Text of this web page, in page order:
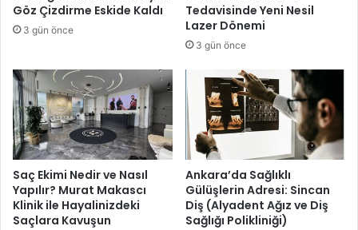
ç
i
ö
n
e
m
l
i
a
d
ı
m
v
l
z
z
e
t
l
i
b
i
r
m
Göz Çizdirme Eskide Kaldı
3 gün önce
Tedavisinde Yeni Nesil
Lazer Dönemi
3 gün önce
Saç Ekimi Nedir ve Nasıl
Yapılır? Murat Makascı
Klinik ile Hayalinizdeki
Saçlara Kavuşun
Ankara’da Sağlıklı
Gülüşlerin Adresi: Sincan
Diş (Alyadent Ağız ve Diş
Sağlığı Polikliniği)